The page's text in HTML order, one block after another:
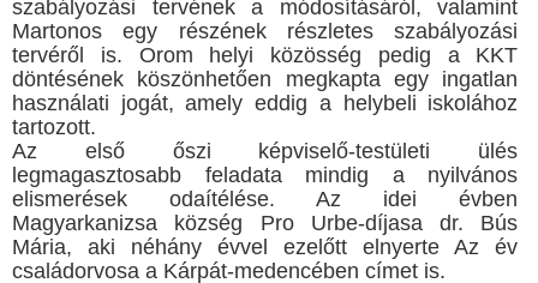
szabályozási tervének a módosításáról, valamint
Martonos egy részének részletes szabályozási
tervéről is. Orom helyi közösség pedig a KKT
döntésének köszönhetően megkapta egy ingatlan
használati jogát, amely eddig a helybeli iskolához
tartozott.
Az első őszi képviselő-testületi ülés
legmagasztosabb feladata mindig a nyilvános
elismerések odaítélése. Az idei évben
Magyarkanizsa község Pro Urbe-díjasa dr. Bús
Mária, aki néhány évvel ezelőtt elnyerte Az év
családorvosa a Kárpát-medencében címet is.